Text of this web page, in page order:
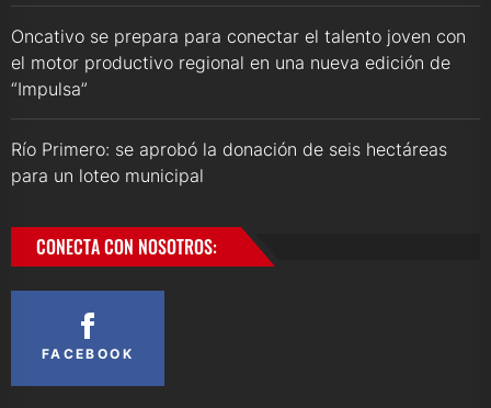
Oncativo se prepara para conectar el talento joven con
el motor productivo regional en una nueva edición de
“Impulsa”
Río Primero: se aprobó la donación de seis hectáreas
para un loteo municipal
CONECTA CON NOSOTROS:
FACEBOOK